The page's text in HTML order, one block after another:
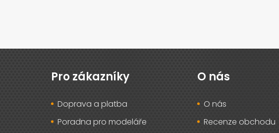
Z
Pro zákazníky
Doprava a platba
Poradna pro modeláře
O nás
O nás
Recenze obchodu